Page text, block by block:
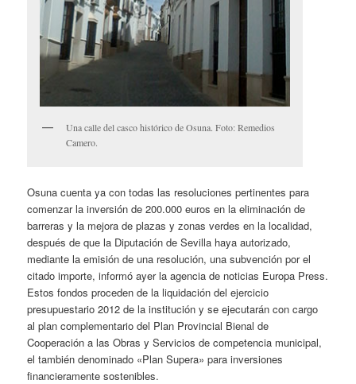
Una calle del casco histórico de Osuna. Foto: Remedios
Camero.
Osuna cuenta ya con todas las resoluciones pertinentes para
comenzar la inversión de 200.000 euros en la eliminación de
barreras y la mejora de plazas y zonas verdes en la localidad,
después de que la Diputación de Sevilla haya autorizado,
mediante la emisión de una resolución, una subvención por el
citado importe, informó ayer la agencia de noticias Europa Press.
Estos fondos proceden de la liquidación del ejercicio
presupuestario 2012 de la institución y se ejecutarán con cargo
al plan complementario del Plan Provincial Bienal de
Cooperación a las Obras y Servicios de competencia municipal,
el también denominado «Plan Supera» para inversiones
financieramente sostenibles.